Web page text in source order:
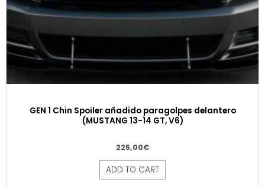
GEN 1 Chin Spoiler añadido paragolpes delantero
(MUSTANG 13-14 GT, V6)
225,00€
ADD TO CART